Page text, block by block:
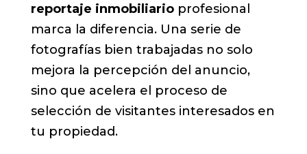
reportaje inmobiliarioprofesional
marca la diferencia. Una serie de
fotografías bien trabajadas no solo
mejora la percepción del anuncio,
sino que acelera el proceso de
selección de visitantes interesados en
tu propiedad.